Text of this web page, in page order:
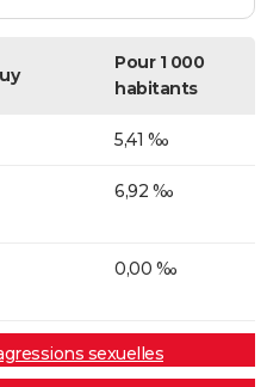
Pour 1 000
habitants
5,41 ‰
6,92 ‰
0,00 ‰
sexuelles